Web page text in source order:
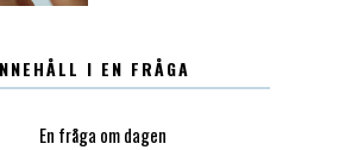
I EN FRÅGA
En fråga om dagen